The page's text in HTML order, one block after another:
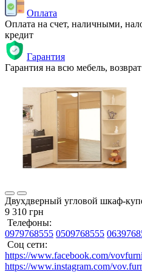
Оплата
Оплата на счет, наличными,
кредит
Гарантия
Гарантия на всю мебель,
Двухдверный угловой шкаф-
9 310 грн
Телефоны:
0979768555 0509768555
Соц сети:
https://www.facebook.com/
https://www.instagram.com/